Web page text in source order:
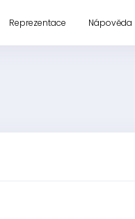
Reprezentace Nápověda